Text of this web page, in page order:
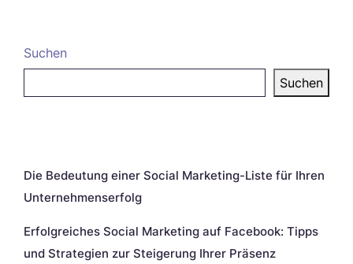
Suchen
Suchen
Die Bedeutung einer Social Marketing-Liste für Ihren
Unternehmenserfolg
Erfolgreiches Social Marketing auf Facebook: Tipps
und Strategien zur Steigerung Ihrer Präsenz